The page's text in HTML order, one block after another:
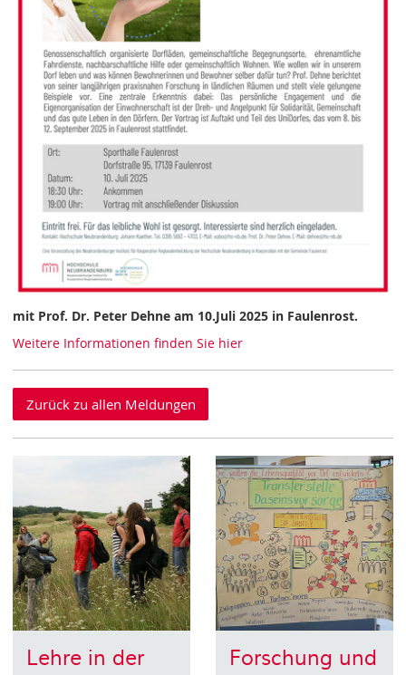
mit Prof. Dr. Peter Dehne am 10.Juli 2025 in Faulenrost.
Weitere Informationen finden Sie hier
Zurück zu allen Meldungen
Lehre in der
Forschung und